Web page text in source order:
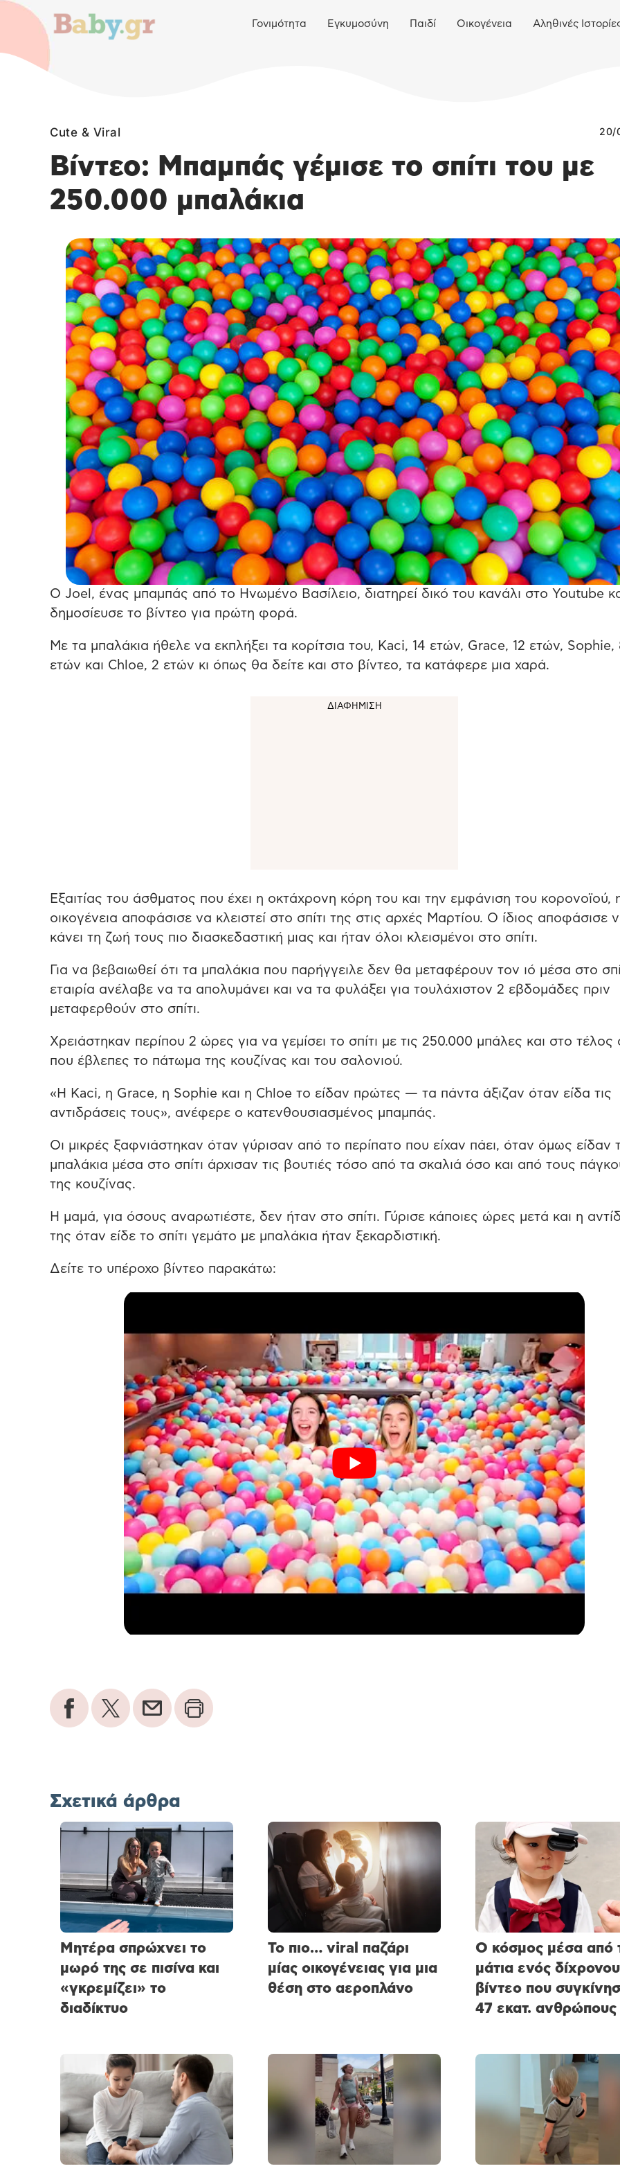
Γονιμότητα Εγκυμοσύνη Παιδί Οικογένεια Αληθινές
Cute & Viral 20/
Βίντεο: Μπαμπάς γέμισε το σπίτι του με
250.000 μπαλάκια
Ο Joel, ένας μπαμπάς από το Ηνωμένο Βασίλειο, διατηρεί δικό του κανάλι στο Youtube
δημοσίευσε το βίντεο για πρώτη φορά.
Με τα μπαλάκια ήθελε να εκπλήξει τα κορίτσια του, Kaci, 14 ετών, Grace, 12 ετών, Sophie,
ετών και Chloe, 2 ετών κι όπως θα δείτε και στο βίντεο, τα κατάφερε μια χαρά.
Εξαιτίας του άσθματος που έχει η οκτάχρονη κόρη του και την εμφάνιση του κορονοϊού,
οικογένεια αποφάσισε να κλειστεί στο σπίτι της στις αρχές Μαρτίου. Ο ίδιος αποφάσισε
κάνει τη ζωή τους πιο διασκεδαστική μιας και ήταν όλοι κλεισμένοι στο σπίτι.
Για να βεβαιωθεί ότι τα μπαλάκια που παρήγγειλε δεν θα μεταφέρουν τον ιό μέσα στο
εταιρία ανέλαβε να τα απολυμάνει και να τα φυλάξει για τουλάχιστον 2 εβδομάδες πριν
μεταφερθούν στο σπίτι.
Χρειάστηκαν περίπου 2 ώρες για να γεμίσει το σπίτι με τις 250.000 μπάλες και στο τέλος
που έβλεπες το πάτωμα της κουζίνας και του σαλονιού.
«Η Kaci, η Grace, η Sophie και η Chloe το είδαν πρώτες — τα πάντα άξιζαν όταν είδα τις
αντιδράσεις τους», ανέφερε ο κατενθουσιασμένος μπαμπάς.
Οι μικρές ξαφνιάστηκαν όταν γύρισαν από το περίπατο που είχαν πάει, όταν όμως είδαν
μπαλάκια μέσα στο σπίτι άρχισαν τις βουτιές τόσο από τα σκαλιά όσο και από τους
της κουζίνας.
Η μαμά, για όσους αναρωτιέστε, δεν ήταν στο σπίτι. Γύρισε κάποιες ώρες μετά και η
της όταν είδε το σπίτι γεμάτο με μπαλάκια ήταν ξεκαρδιστική.
Δείτε το υπέροχο βίντεο παρακάτω:
Σχετικά άρθρα
Μητέρα σπρώχνει το
μωρό της σε πισίνα και
«γκρεμίζει» το
διαδίκτυο
Το πιο… viral παζάρι
μίας οικογένειας για μια
θέση στο αεροπλάνο
Ο κόσμος μέσα από
μάτια ενός
βίντεο που
47 εκατ. ανθρώπους